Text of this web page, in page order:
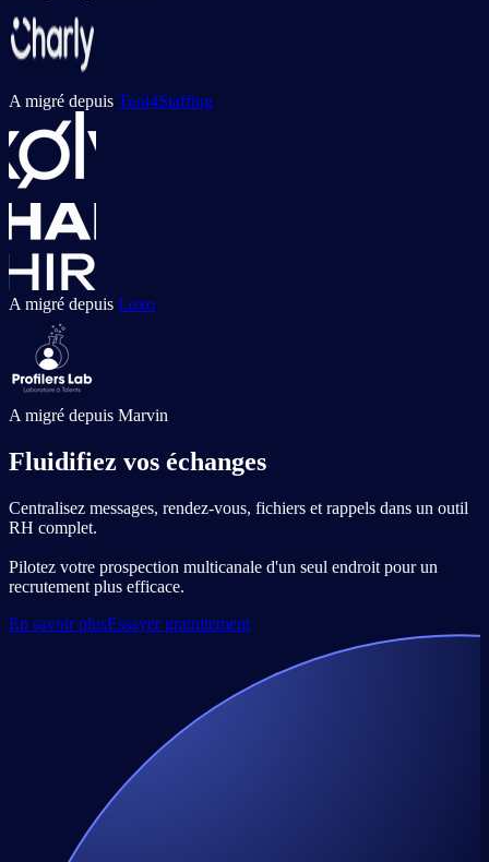
A migré depuis Tool4Staffing
A migré depuis Loxo
A migré depuis Marvin
Fluidifiez vos échanges
Centralisez messages, rendez-vous, fichiers et rappels dans un outil
RH complet.
Pilotez votre prospection multicanale d'un seul endroit pour un
recrutement plus efficace.
En savoir plusEssayer gratuitement